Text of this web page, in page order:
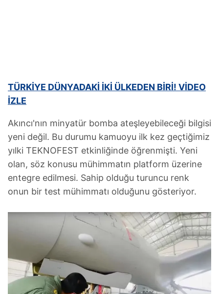
TÜRKİYE DÜNYADAKİ İKİ ÜLKEDEN BİRİ! VİDEO
İZLE
Akıncı'nın minyatür bomba ateşleyebileceği bilgisi
yeni değil. Bu durumu kamuoyu ilk kez geçtiğimiz
yılki TEKNOFEST etkinliğinde öğrenmişti. Yeni
olan, söz konusu mühimmatın platform üzerine
entegre edilmesi. Sahip olduğu turuncu renk
onun bir test mühimmatı olduğunu gösteriyor.